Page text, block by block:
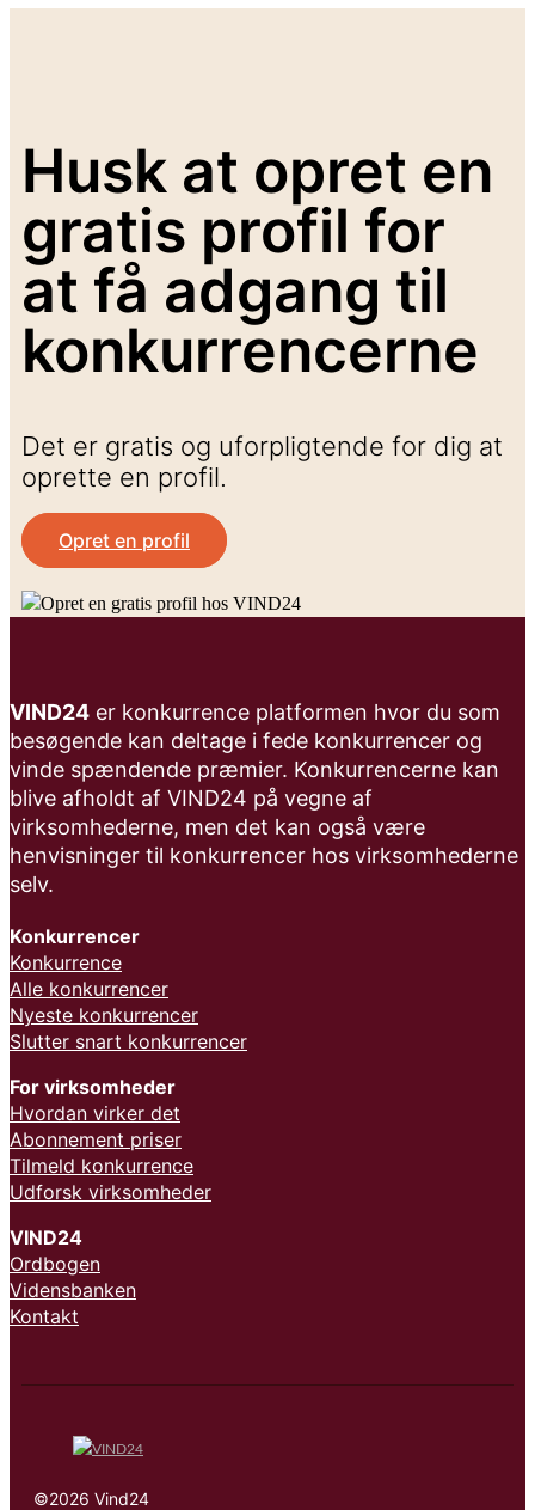
Husk at opret en
gratis profil for
at få adgang til
konkurrencerne
Det er gratis og uforpligtende for dig at
oprette en profil.
Opret en profil
VIND24 er konkurrence platformen hvor du som
besøgende kan deltage i fede konkurrencer og
vinde spændende præmier. Konkurrencerne kan
blive afholdt af VIND24 på vegne af
virksomhederne, men det kan også være
henvisninger til konkurrencer hos virksomhederne
selv.
Konkurrencer
Konkurrence
Alle konkurrencer
Nyeste konkurrencer
Slutter snart konkurrencer
For virksomheder
Hvordan virker det
Abonnement priser
Tilmeld konkurrence
Udforsk virksomheder
VIND24
Ordbogen
Vidensbanken
Kontakt
©2026 Vind24